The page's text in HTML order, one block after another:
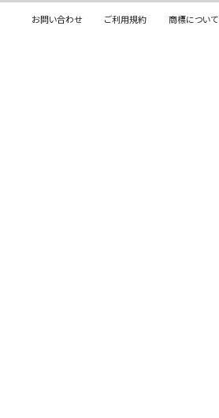
お問い合わせ ご利用規約 商標について